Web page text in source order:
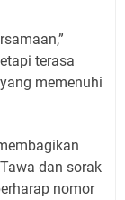
terasa
memenuhi
dan sorak
nomor